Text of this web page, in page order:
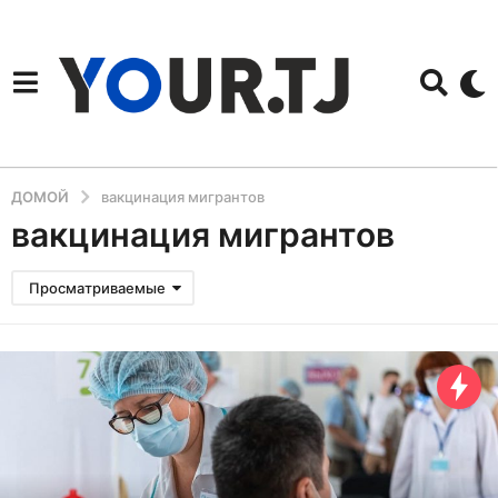
ДОМОЙ вакцинация мигрантов
вакцинация мигрантов
Просматриваемые